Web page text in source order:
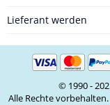
Lieferant werden
© 1990 -
Alle Rechte